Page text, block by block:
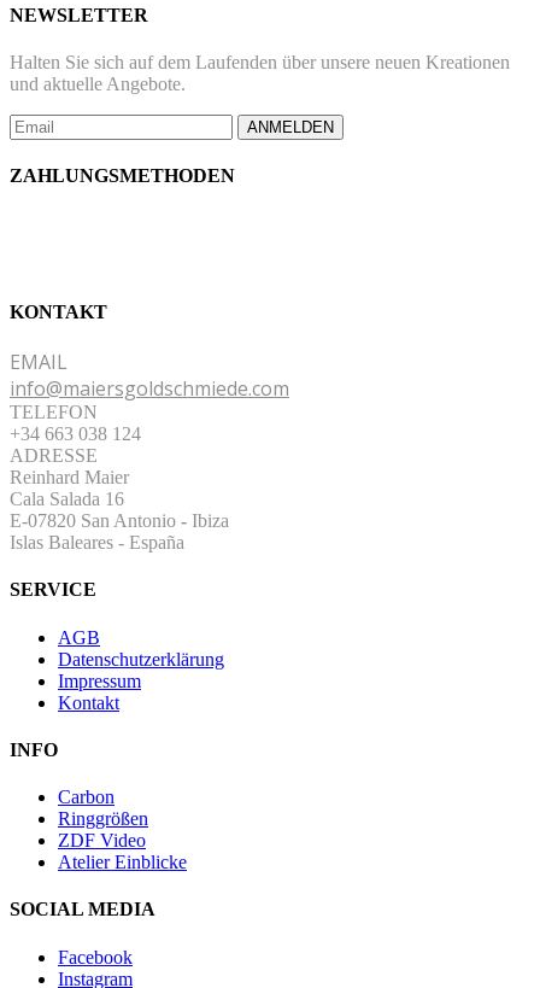
NEWSLETTER
Halten Sie sich auf dem Laufenden über unsere neuen Kreationen
und aktuelle Angebote.
ANMELDEN
ZAHLUNGSMETHODEN
KONTAKT
EMAIL
info@maiersgoldschmiede.com
TELEFON
+34 663 038 124
ADRESSE
Reinhard Maier
Cala Salada 16
E-07820 San Antonio - Ibiza
Islas Baleares - España
SERVICE
AGB
Datenschutzerklärung
Impressum
Kontakt
INFO
Carbon
Ringgrößen
ZDF Video
Atelier Einblicke
SOCIAL MEDIA
Facebook
Instagram